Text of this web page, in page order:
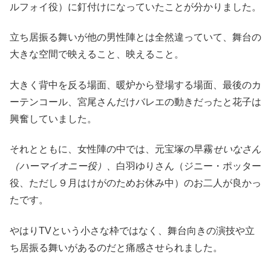
ルフォイ役）に釘付けになっていたことが分かりました。
立ち居振る舞いが他の男性陣とは全然違っていて、舞台の
大きな空間で映えること、映えること。
大きく背中を反る場面、暖炉から登場する場面、最後のカ
ーテンコール、宮尾さんだけバレエの動きだったと花子は
興奮していました。
それとともに、女性陣の中では、元宝塚の早霧せいなさん
（ハーマイオニー役）、 白羽ゆりさん（ジニー・ポッター
役、ただし９月はけがのためお休み中）のお二人が良かっ
たです。
やはりTVという小さな枠ではなく、舞台向きの演技や立
ち居振る舞いがあるのだと痛感させられました。